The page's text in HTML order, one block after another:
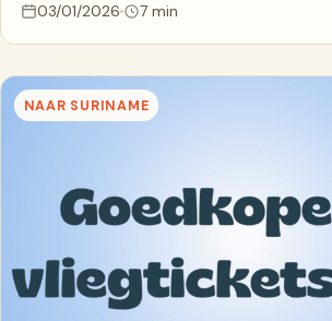
03/01/2026
7 min
NAAR SURINAME